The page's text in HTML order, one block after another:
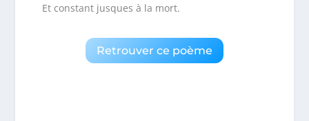
Et constant jusques à la mort.
Retrouver ce poème